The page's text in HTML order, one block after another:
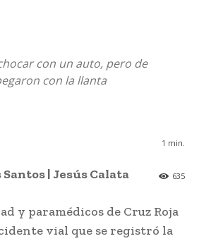
con un auto, pero de
con la llanta
1 min.
635
| Jesús Calata
y paramédicos de Cruz Roja
vial que se registró la